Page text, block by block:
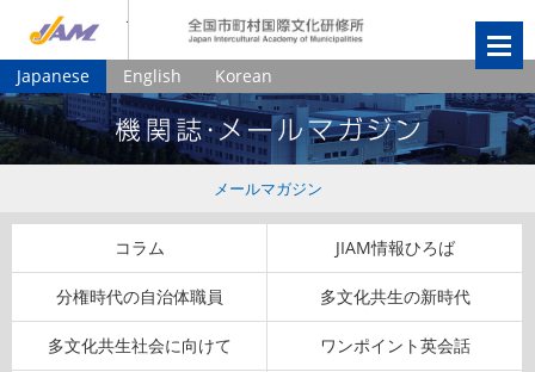
Japanese English Korean
メールマガジン
コラム JIAM情報ひろば
分権時代の自治体職員 多文化共生の新時代
多文化共生社会に向けて ワンポイント英会話